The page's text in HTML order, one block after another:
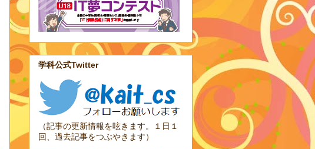
学科公式Twitter
（記事の更新情報を呟きます。１日１
回、過去記事をつぶやきます）